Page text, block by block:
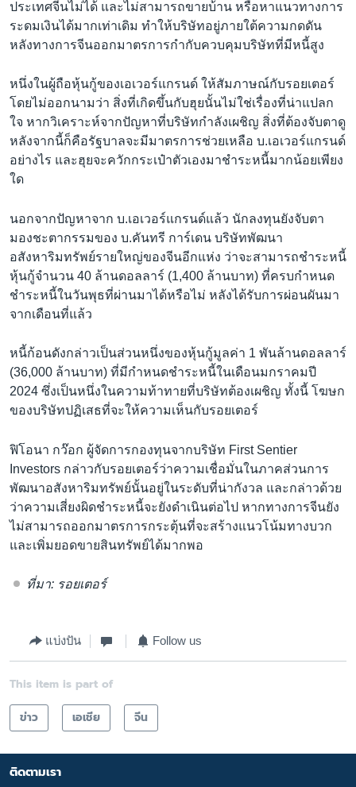
ประเทศจีนไม่ได้ และไม่สามารถขายบ้าน หรือหาแนวทางการ
ระดมเงินได้มากเท่าเดิม ทำให้บริษัทอยู่ภายใต้ความกดดัน
หลังทางการจีนออกมาตรการกำกับควบคุมบริษัทที่มีหนี้สูง
หนึ่งในผู้ถือหุ้นกู้ของเอเวอร์แกรนด์ ให้สัมภาษณ์กับรอยเตอร์
โดยไม่ออกนามว่า สิ่งที่เกิดขึ้นกับฮุยนั้นไม่ใช่เรื่องที่น่าแปลก
ใจ หากวิเคราะห์จากปัญหาที่บริษัทกำลังเผชิญ สิ่งที่ต้องจับตาดู
หลังจากนี้ก็คือรัฐบาลจะมีมาตรการช่วยเหลือ บ.เอเวอร์แกรนด์
อย่างไร และฮุยจะควักกระเป๋าตัวเองมาชำระหนี้มากน้อยเพียง
ใด
นอกจากปัญหาจาก บ.เอเวอร์แกรนด์แล้ว นักลงทุนยังจับตา
มองชะตากรรมของ บ.คันทรี การ์เดน บริษัทพัฒนา
อสังหาริมทรัพย์รายใหญ่ของจีนอีกแห่ง ว่าจะสามารถชำระหนี้
หุ้นกู้จำนวน 40 ล้านดอลลาร์ (1,400 ล้านบาท) ที่ครบกำหนด
ชำระหนี้ในวันพุธที่ผ่านมาได้หรือไม่ หลังได้รับการผ่อนผันมา
จากเดือนที่แล้ว
หนี้ก้อนดังกล่าวเป็นส่วนหนึ่งของหุ้นกู้มูลค่า 1 พันล้านดอลลาร์
(36,000 ล้านบาท) ที่มีกำหนดชำระหนี้ในเดือนมกราคมปี
2024 ซึ่งเป็นหนึ่งในความท้าทายที่บริษัทต้องเผชิญ ทั้งนี้ โฆษก
ของบริษัทปฏิเสธที่จะให้ความเห็นกับรอยเตอร์
ฟิโอนา กว๊อก ผู้จัดการกองทุนจากบริษัท First Sentier
Investors กล่าวกับรอยเตอร์ว่าความเชื่อมั่นในภาคส่วนการ
พัฒนาอสังหาริมทรัพย์นั้นอยู่ในระดับที่น่ากังวล และกล่าวด้วย
ว่าความเสี่ยงผิดชำระหนี้จะยังดำเนินต่อไป หากทางการจีนยัง
ไม่สามารถออกมาตรการกระตุ้นที่จะสร้างแนวโน้มทางบวก
และเพิ่มยอดขายสินทรัพย์ได้มากพอ
ที่มา: รอยเตอร์
แบ่งปัน Follow us
This item is part of
ข่าว
เอเชีย จีน
ติดตามเรา